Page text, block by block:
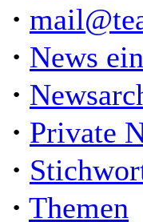
·
· News
·
· Private
·
· Themen